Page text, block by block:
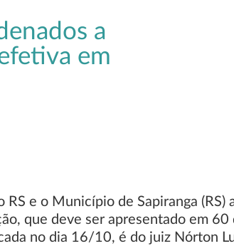
a
em
e o Município de Sapiranga
que deve ser apresentado em 60
no dia 16/10, é do juiz Nórton